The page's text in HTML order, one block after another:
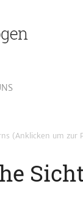
(Anklicken um zur
Sicht